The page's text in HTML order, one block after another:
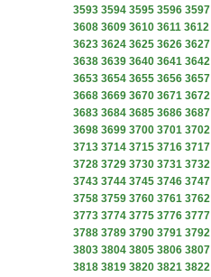
3593 3594 3595 3596 3597
3608 3609 3610 3611 3612
3623 3624 3625 3626 3627
3638 3639 3640 3641 3642
3653 3654 3655 3656 3657
3668 3669 3670 3671 3672
3683 3684 3685 3686 3687
3698 3699 3700 3701 3702
3713 3714 3715 3716 3717
3728 3729 3730 3731 3732
3743 3744 3745 3746 3747
3758 3759 3760 3761 3762
3773 3774 3775 3776 3777
3788 3789 3790 3791 3792
3803 3804 3805 3806 3807
3818 3819 3820 3821 3822